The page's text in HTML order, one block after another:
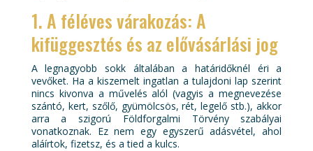
1. A féléves várakozás: A
kifüggesztés és az elővásárlási jog
A legnagyobb sokk általában a határidőknél éri a
vevőket. Ha a kiszemelt ingatlan a tulajdoni lap szerint
nincs kivonva a művelés alól (vagyis a megnevezése
szántó, kert, szőlő, gyümölcsös, rét, legelő stb.), akkor
arra a szigorú Földforgalmi Törvény szabályai
vonatkoznak. Ez nem egy egyszerű adásvétel, ahol
aláírtok, fizetsz, és a tied a kulcs.